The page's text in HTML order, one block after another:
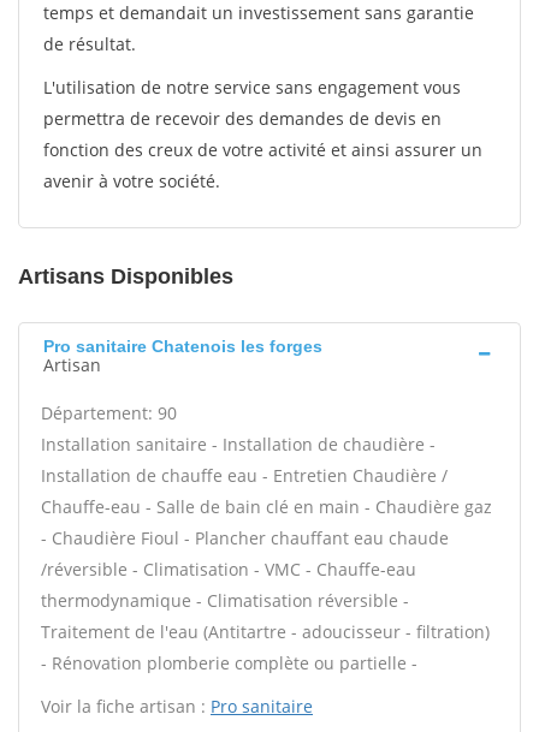
temps et demandait un investissement sans garantie
de résultat.
L'utilisation de notre service sans engagement vous
permettra de recevoir des demandes de devis en
fonction des creux de votre activité et ainsi assurer un
avenir à votre société.
Artisans Disponibles
Pro sanitaire Chatenois les forges
Artisan
Département: 90
Installation sanitaire - Installation de chaudière -
Installation de chauffe eau - Entretien Chaudière /
Chauffe-eau - Salle de bain clé en main - Chaudière gaz
- Chaudière Fioul - Plancher chauffant eau chaude
/réversible - Climatisation - VMC - Chauffe-eau
thermodynamique - Climatisation réversible -
Traitement de l'eau (Antitartre - adoucisseur - filtration)
- Rénovation plomberie complète ou partielle -
Voir la fiche artisan : Pro sanitaire